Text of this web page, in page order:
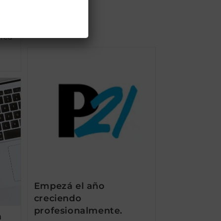
Empezá el año
creciendo
profesionalmente.